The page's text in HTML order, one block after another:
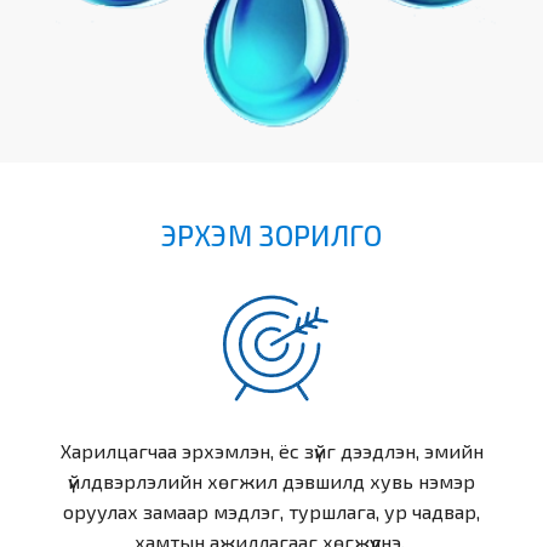
ЭРХЭМ ЗОРИЛГО
Харилцагчаа эрхэмлэн, ёс зүйг дээдлэн, эмийн
үйлдвэрлэлийн хөгжил дэвшилд хувь нэмэр
оруулах замаар мэдлэг, туршлага, ур чадвар,
хамтын ажиллагааг хөгжүүлнэ.